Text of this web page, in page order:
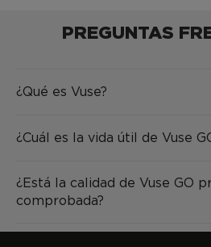
PREGUNTAS
¿Qué es Vuse?
¿Cuál es la vida útil de Vuse
¿Está la calidad de Vuse GO
comprobada?